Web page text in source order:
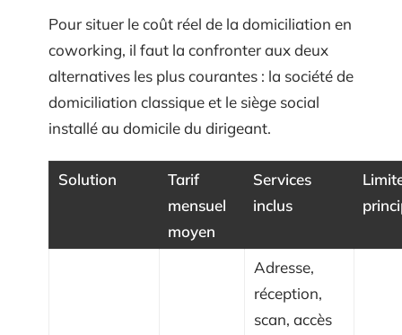
Pour situer le coût réel de la domiciliation en
coworking, il faut la confronter aux deux
alternatives les plus courantes : la société de
domiciliation classique et le siège social
installé au domicile du dirigeant.
Solution
Tarif
mensuel
moyen
Services
inclus
Adresse,
réception,
scan, accès